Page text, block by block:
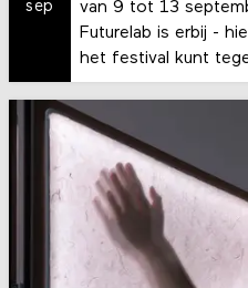
13
Het jaarlijkse Ars
van 9 tot 13
Futurelab is erbij -
het festival kunt